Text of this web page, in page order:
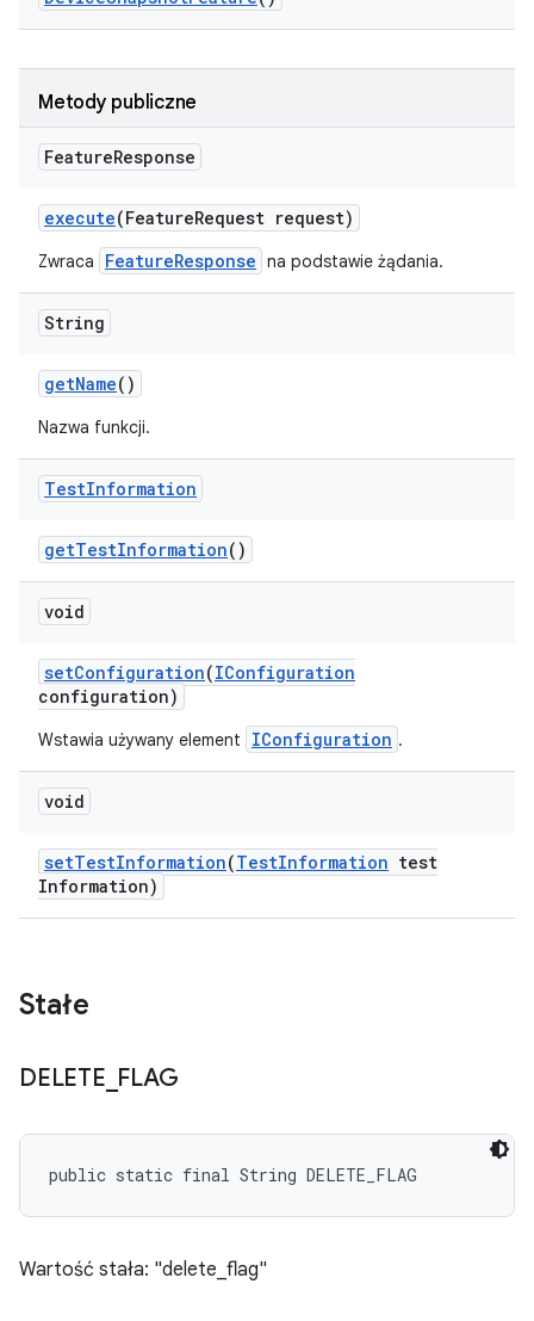
Metody publiczne
FeatureResponse
execute(FeatureRequest request)
Zwraca FeatureResponse na podstawie żądania.
String
getName()
Nazwa funkcji.
TestInformation
getTestInformation()
void
setConfiguration(IConfiguration
configuration)
Wstawia używany element IConfiguration .
void
setTestInformation(TestInformation test
Information)
Stałe
DELETE FLAG
public static final String DELETE_FLAG
Wartość stała: "delete_flag"